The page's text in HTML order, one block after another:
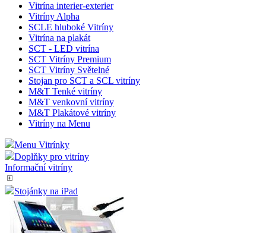
Vitrína interier-exterier
Vitríny Alpha
SCLE hluboké Vitríny
Vitrína na plakát
SCT - LED vitrína
SCT Vitríny Premium
SCT Vitríny Světelné
Stojan pro SCT a SCL vitríny
M&T Tenké vitríny
M&T venkovní vitríny
M&T Plakátové vitríny
Vitríny na Menu
Menu Vitrínky
Doplňky pro vitríny
Informační vitríny
Stojánky na iPad